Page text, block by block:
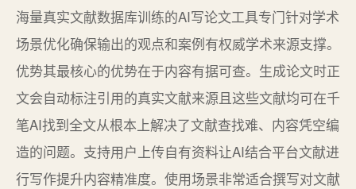
海量真实文献数据库训练的AI写论文工具专门针对学术
场景优化确保输出的观点和案例有权威学术来源支撑。
优势其最核心的优势在于内容有据可查。生成论文时正
文会自动标注引用的真实文献来源且这些文献均可在千
笔AI找到全文从根本上解决了文献查找难、内容凭空编
造的问题。支持用户上传自有资料让AI结合平台文献进
行写作提升内容精准度。使用场景非常适合撰写对文献